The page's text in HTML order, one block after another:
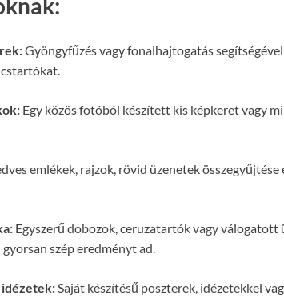
Gyöngyfűzés vagy fonalhajtogatás
Egy közös fotóból készített kis képkeret vagy
emlékek, rajzok, rövid üzenetek
Egyszerű dobozok, ceruzatartók vagy válogatott
szép eredményt ad.
idézetek:Saját készítésű poszterek, idézetekkel